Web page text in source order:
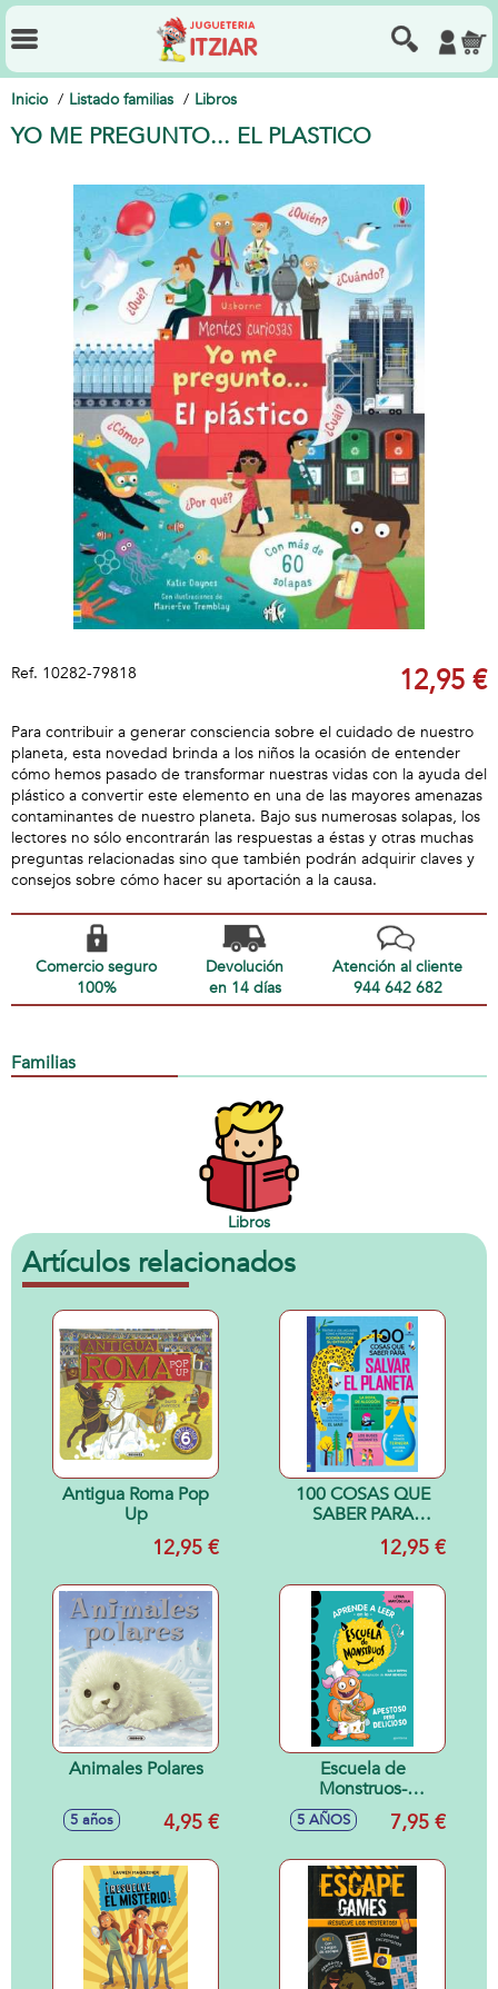
Inicio Listado familias Libros
YO ME PREGUNTO... EL PLASTICO
Ref. 10282-79818 12,95 €
Para contribuir a generar consciencia sobre el cuidado de nuestro
planeta, esta novedad brinda a los niños la ocasión de entender
cómo hemos pasado de transformar nuestras vidas con la ayuda del
plástico a convertir este elemento en una de las mayores amenazas
contaminantes de nuestro planeta. Bajo sus numerosas solapas, los
lectores no sólo encontrarán las respuestas a éstas y otras muchas
preguntas relacionadas sino que también podrán adquirir claves y
consejos sobre cómo hacer su aportación a la causa.
Comercio seguro
100%
Devolución
en 14 días
Atención al cliente
944 642 682
Familias
Libros
Artículos relacionados
Antigua Roma Pop
Up
12,95 €
100 COSAS QUE
SABER PARA
SALVAR EL
PLANETA12,95 €
Animales Polares
5 años 4,95 €
Escuela de
Monstruos-
Apestoso pero
delicioso
5 AÑOS 7,95 €